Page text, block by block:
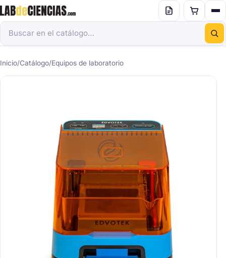
Inicio/Catálogo/Equipos de laboratorio